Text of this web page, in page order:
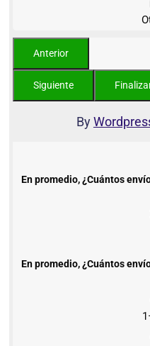
By
En promedio, ¿Cuántos
En promedio, ¿Cuántos